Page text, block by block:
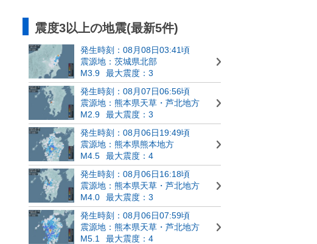
震度3以上の地震(最新5件)
発生時刻：08月08日03:41頃
震源地：茨城県北部
M3.9
最大震度：3
発生時刻：08月07日06:56頃
震源地：熊本県天草・芦北地方
M2.9
最大震度：3
発生時刻：08月06日19:49頃
震源地：熊本県熊本地方
M4.5
最大震度：4
発生時刻：08月06日16:18頃
震源地：熊本県天草・芦北地方
M4.0
最大震度：3
発生時刻：08月06日07:59頃
震源地：熊本県天草・芦北地方
M5.1
最大震度：4